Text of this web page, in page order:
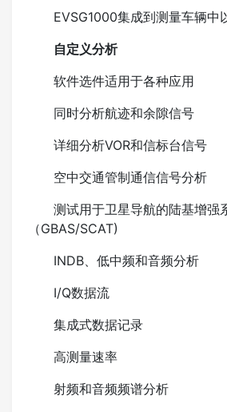
EVSG1000集成到测量车辆中
自定义分析
软件选件适用于各种应用
同时分析航迹和余隙信号
详细分析VOR和信标台信号
空中交通管制通信信号分析
测试用于卫星导航的陆基增强
（GBAS/SCAT)
INDB、低中频和音频分析
I/Q数据流
集成式数据记录
高测量速率
射频和音频频谱分析